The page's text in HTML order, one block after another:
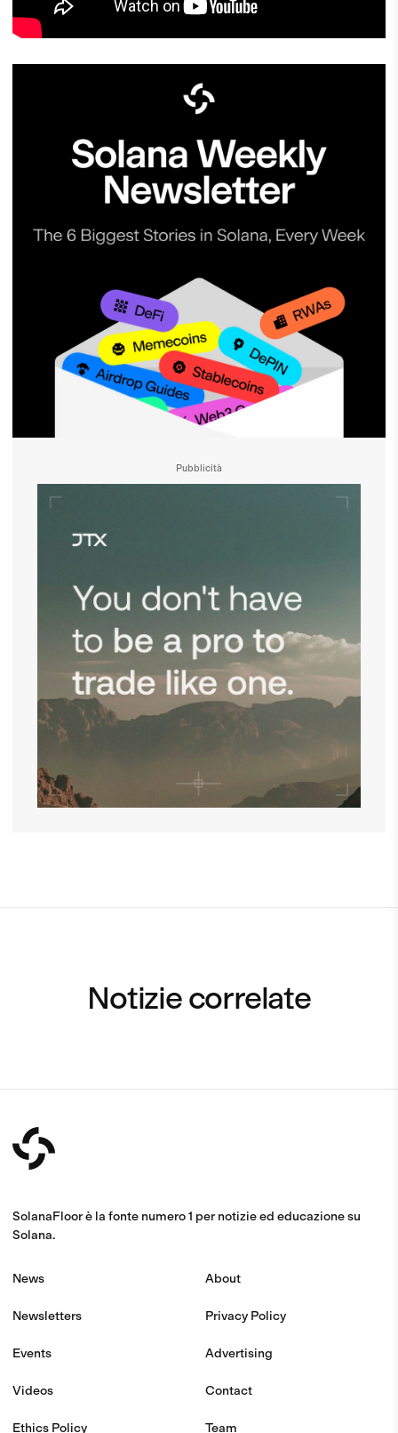
Pubblicità
Notizie correlate
SolanaFloor è la fonte numero 1 per notizie ed educazione su
Solana.
News
Newsletters
Events
Videos
Ethics Policy
About
Privacy Policy
Advertising
Contact
Team